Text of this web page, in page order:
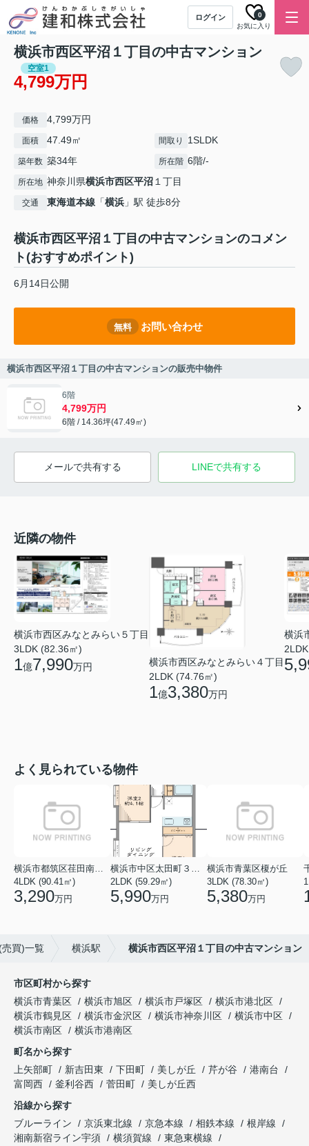
ログイン
お気に入り
0
横浜市西区平沼１丁目の中古マンション
空室1
4,799万円
価格 4,799万円
面積 47.49㎡ 間取り 1SLDK
築年数 築34年 所在階 6階/-
所在地 神奈川県横浜市西区平沼 １丁目
交通 東海道本線 「横浜 」駅 徒歩8分
横浜市西区平沼１丁目の中古マンションのコメン
ト(おすすめポイント)
6月14日公開
無料 お問い合わせ
横浜市西区平沼１丁目の中古マンションの販売中物件
6階
4,799万円
6階 / 14.36坪(47.49㎡)
メールで共有する LINEで共有する
近隣の物件
横浜市西区みなとみらい５丁目
3LDK (82.36㎡)
1億7,990万円
横浜市西区みなとみらい４丁目
2LDK (74.76㎡)
1億3,380万円
横浜
よく見られている物件
横浜市都筑区荏田南１丁目
4LDK (90.41㎡)
3,290万円
横浜市中区太田町３丁目
2LDK (59.29㎡)
5,990万円
横浜市青葉区榎が丘
3LDK (78.30㎡)
5,380万円
買)一覧 横浜駅 横浜市西区平沼１丁目の中古マンション
市区町村から探す
横浜市青葉区
横浜市旭区 横浜市戸塚区
横浜市港北区
横浜市鶴見区
横浜市金沢区 横浜市神奈川区
横浜市中区
横浜市南区
横浜市港南区
町名から探す
上矢部町
新吉田東 下田町 美しが丘 芹が谷
港南台
富岡西
釜利谷西 菅田町
美しが丘西
沿線から探す
ブルーライン
京浜東北線 京急本線 相鉄本線
根岸線
湘南新宿ライン宇須
横須賀線
東急東横線